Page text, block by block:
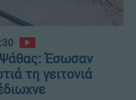
Ψάθας: Έσωσαν
τη γειτονιά